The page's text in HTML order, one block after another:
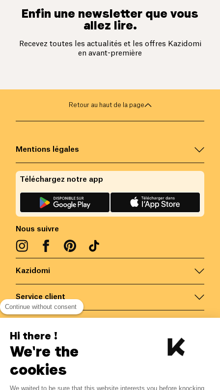
Enfin une newsletter que vous
allez lire.
Recevez toutes les actualités et les offres Kazidomi
en avant-première
Retour au haut de la page
Kazidomi
Service client
Mentions légales
Nous suivre
Téléchargez notre app
Belgique/FR
Continue without consent
Hi there !
We're the
cookies
We waited to be sure that this website interests you before knocking,